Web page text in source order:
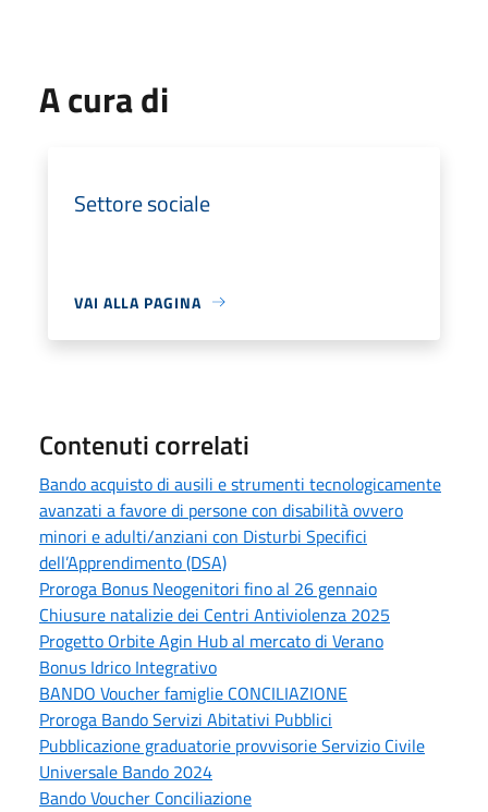
A cura di
Settore sociale
VAI ALLA PAGINA
Contenuti correlati
Bando acquisto di ausili e strumenti tecnologicamente
avanzati a favore di persone con disabilità ovvero
minori e adulti/anziani con Disturbi Specifici
dell’Apprendimento (DSA)
Proroga Bonus Neogenitori fino al 26 gennaio
Chiusure natalizie dei Centri Antiviolenza 2025
Progetto Orbite Agin Hub al mercato di Verano
Bonus Idrico Integrativo
BANDO Voucher famiglie CONCILIAZIONE
Proroga Bando Servizi Abitativi Pubblici
Pubblicazione graduatorie provvisorie Servizio Civile
Universale Bando 2024
Bando Voucher Conciliazione